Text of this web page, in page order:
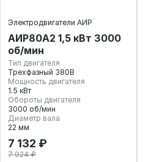
Электродвигатели АИР
АИР80А2 1,5 кВт 3000
об/мин
Тип двигателя
Трехфазный 380В
Мощность двигателя
1.5 кВт
Обороты двигателя
3000 об/мин
Диаметр вала
22 мм
7 132 ₽
7 924 ₽